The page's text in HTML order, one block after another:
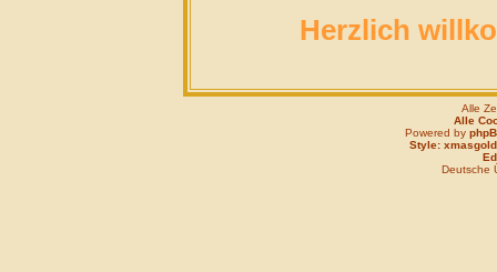
Herzlich
Alle
Alle
Powered by
Style: xmasgold
Deutsche